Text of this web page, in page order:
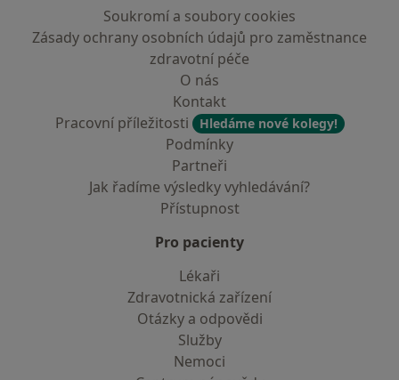
Soukromí a soubory cookies
Zásady ochrany osobních údajů pro zaměstnance
zdravotní péče
O nás
Kontakt
Pracovní příležitosti
Hledáme nové kolegy!
Podmínky
Partneři
Jak řadíme výsledky vyhledávání?
Přístupnost
Pro pacienty
Lékaři
Zdravotnická zařízení
Otázky a odpovědi
Služby
Nemoci